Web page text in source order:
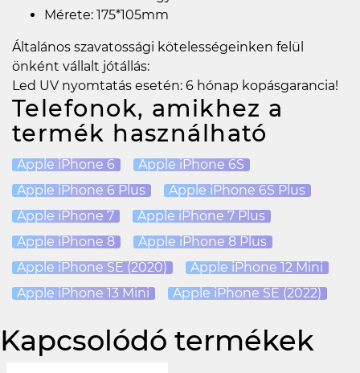
Mérete: 175*105mm
Általános szavatossági kötelességeinken felül
önként vállalt jótállás:
Led UV nyomtatás esetén: 6 hónap kopásgarancia!
Telefonok, amikhez a
termék használható
Apple iPhone 6
Apple iPhone 6S
Apple iPhone 6 Plus
Apple iPhone 6S Plus
Apple iPhone 7
Apple iPhone 7 Plus
Apple iPhone 8
Apple iPhone 8 Plus
Apple iPhone SE (2020)
Apple iPhone 12 Mini
Apple iPhone 13 Mini
Apple iPhone SE (2022)
Kapcsolódó termékek